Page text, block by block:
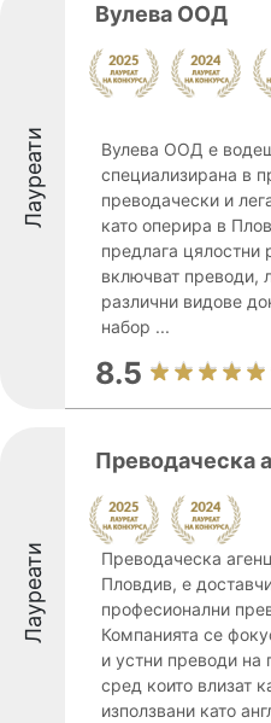
Лауреати
Вулева ООД
Вулева ООД е
специализирана в
преводачески и
като оперира в
предлага цялостни
включват преводи,
различни видове
набор ...
8.5
Лауреати
Преводаческа
Преводаческа
Пловдив, е
професионални
Компанията се
и устни преводи на
сред които влизат
използвани като